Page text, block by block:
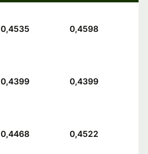
0,4535 0,4598
0,4399 0,4399
0,4468 0,4522